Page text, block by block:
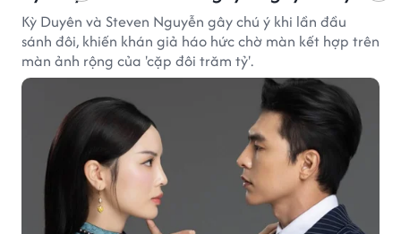
Kỳ Duyên và Steven Nguyễn gây chú ý khi lần đầu
sánh đôi, khiến khán giả háo hức chờ màn kết hợp trên
màn ảnh rộng của 'cặp đôi trăm tỷ'.